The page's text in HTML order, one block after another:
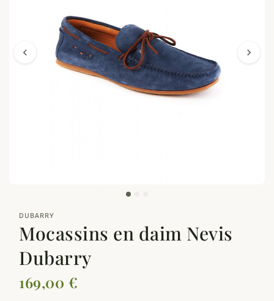
chevron_left chevron_right
DUBARRY
Mocassins en daim Nevis
Dubarry
169,00 €